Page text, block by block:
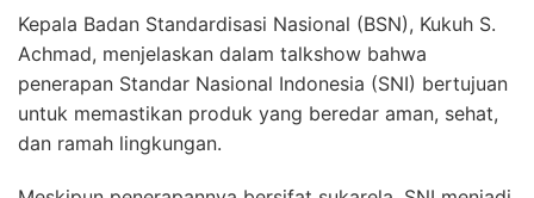
Kepala Badan Standardisasi Nasional (BSN), Kukuh S.
Achmad, menjelaskan dalam talkshow bahwa
penerapan Standar Nasional Indonesia (SNI) bertujuan
untuk memastikan produk yang beredar aman, sehat,
dan ramah lingkungan.